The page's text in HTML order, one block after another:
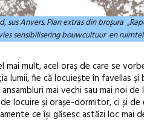
sus Anvers. Plan extras din broșura
sensibilisering bouwcultuur en
mai mult, acel oraș de care se
lumii, fie că locuiește în favellas
mai vechi sau mai noi
locuire și orașe-dormitor, ci și
ce își găsesc astăzi loc mai